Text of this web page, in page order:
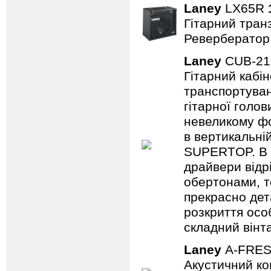
Laney LX65R
Гітарний
Laney CUB-
Гітарний
гітарної
невеликому
в
SUPERTOP. В
драйвери
обертонами,
прекрасно
розкриття
складний
Laney A-
Акустичний